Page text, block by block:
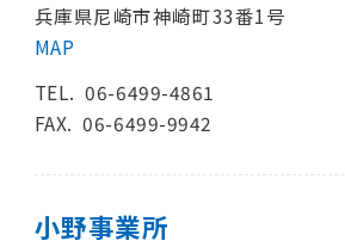
兵庫県尼崎市神崎町33番1号
MAP
TEL.06-6499-4861
FAX. 06-6499-9942
小野事業所